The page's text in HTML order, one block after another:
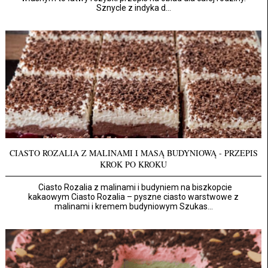
Sznycle z indyka d...
CIASTO ROZALIA Z MALINAMI I MASĄ BUDYNIOWĄ - PRZEPIS
KROK PO KROKU
Ciasto Rozalia z malinami i budyniem na biszkopcie
kakaowym Ciasto Rozalia – pyszne ciasto warstwowe z
malinami i kremem budyniowym Szukas...